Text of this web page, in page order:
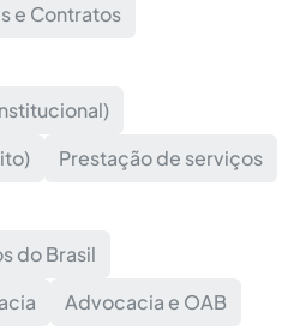
e Contratos
Prestação de serviços
do Brasil
Advocacia e OAB